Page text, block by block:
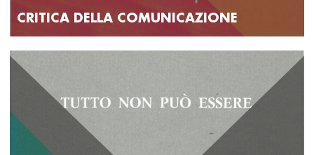
CRITICA DELLA COMUNICAZIONE